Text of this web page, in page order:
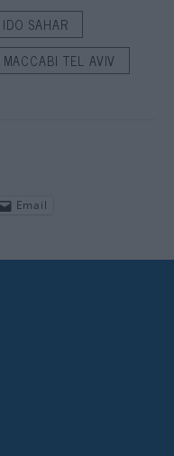
IDO SAHAR
MACCABI TEL AVIV
Email